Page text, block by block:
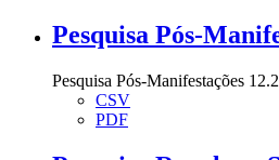
Pesquisa Pós-
Pesquisa Pós-Manifestações
CSV
PDF